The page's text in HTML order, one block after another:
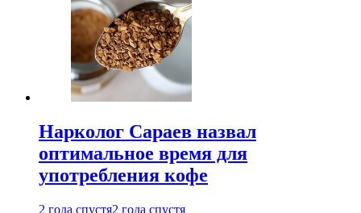
Нарколог Сараев назвал
оптимальное время для
употребления кофе
2 года спустя2 года спустя